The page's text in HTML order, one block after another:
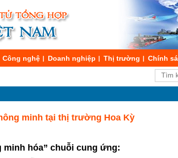
Công nghệ Doanh nghiệp Thị trường Chính
minh tại thị trường Hoa Kỳ
minh hóa” chuỗi cung ứng: